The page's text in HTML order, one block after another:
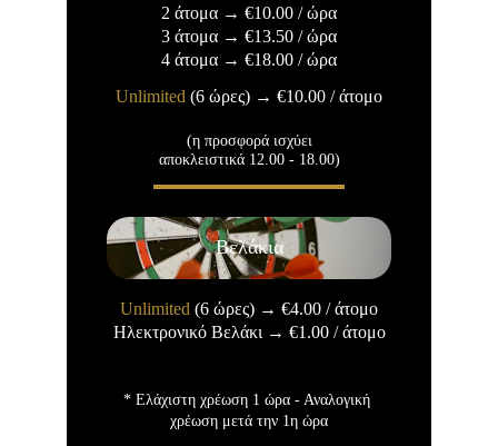
2 άτομα → €10.00 / ώρα
3 άτομα → €13.50 / ώρα
4 άτομα → €18.00 / ώρα
Unlimited (6 ώρες) → €10.00 / άτομο
Βελάκια
Unlimited (6 ώρες) → €4.00 / άτομο
Ηλεκτρονικό Βελάκι → €1.00 / άτομο
(η προσφορά ισχύει
αποκλειστικά 12.00 - 18.00)
* Ελάχιστη χρέωση 1 ώρα - Αναλογική
χρέωση μετά την 1η ώρα